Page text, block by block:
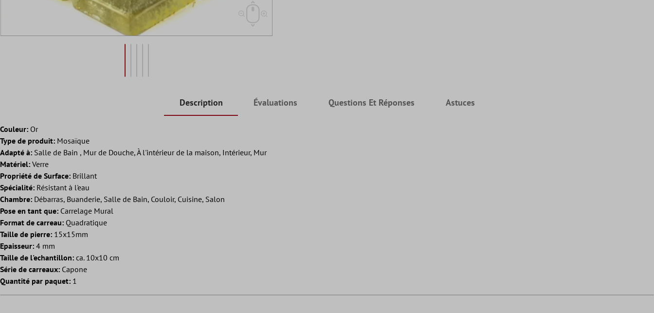
Description Évaluations Questions Et Réponses Astuces
Couleur: Or
Type de produit: Mosaïque
Adapté à: Salle de Bain , Mur de Douche, À l'intérieur de la maison, Intérieur, Mur
Matériel: Verre
Propriété de Surface: Brillant
Spécialité: Résistant à l'eau
Chambre: Débarras, Buanderie, Salle de Bain, Couloir, Cuisine, Salon
Pose en tant que: Carrelage Mural
Format de carreau: Quadratique
Taille de pierre: 15x15mm
Epaisseur: 4 mm
Taille de l'echantillon: ca. 10x10 cm
Série de carreaux: Capone
Quantité par paquet: 1